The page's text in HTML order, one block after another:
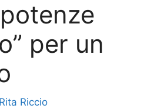
per un
Rita Riccio